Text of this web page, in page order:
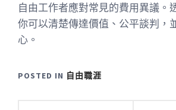
自由工作者應對常見的費用異議。
你可以清楚傳達價值、公平談判，
心。
POSTED IN 自由職涯